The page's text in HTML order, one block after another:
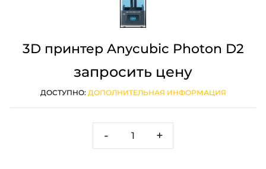
3D принтер Anycubic Photon D2
запросить цену
ДОСТУПНО: ДОПОЛНИТЕЛЬНАЯ ИНФОРМАЦИЯ
- +